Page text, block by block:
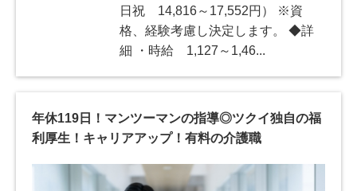
日祝 14,816～17,552円） ※資
格、経験考慮し決定します。 ◆詳
細 ・時給 1,127～1,46...
年休119日！マンツーマンの指導◎ツクイ独自の福
利厚生！キャリアアップ！有料の介護職